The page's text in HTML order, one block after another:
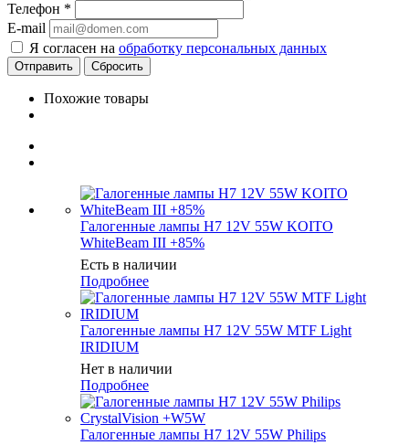
Телефон *
E-mail
Я согласен на обработку персональных данных
Сбросить
Похожие товары
Галогенные лампы H7 12V 55W KOITO
WhiteBeam III +85%
Есть в наличии
Подробнее
Галогенные лампы H7 12V 55W MTF Light
IRIDIUM
Нет в наличии
Подробнее
Галогенные лампы H7 12V 55W Philips